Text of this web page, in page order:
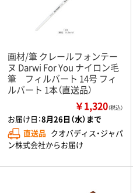
画材/筆 クレールフォンテー
ヌ Darwi For You ナイロン毛
筆 フィルバート 14号 フィ
ルバート 1本（直送品）
￥1,320（税込）
お届け日：8月26日（水）まで
直送品 クオバディス・ジャパ
ン株式会社からお届け